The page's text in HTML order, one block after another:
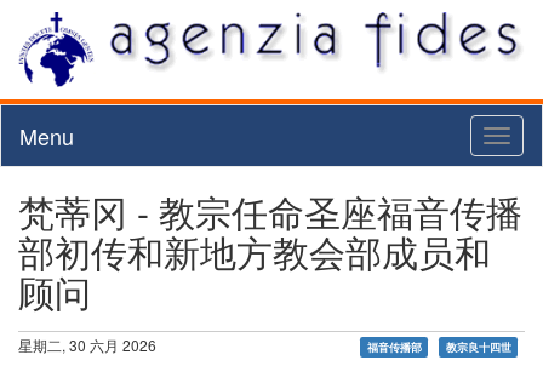
Menu
梵蒂冈 - 教宗任命圣座福音传播
部初传和新地方教会部成员和
顾问
星期二, 30 六月 2026 福音传播部 教宗良十四世